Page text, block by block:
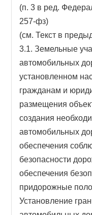
(п. 3 в ред.
257-фз)
(см. Текст в
3.1. Земельные
автомобильных
установленном
гражданам и
размещения
создания
автомобильных
обеспечения
безопасности
обеспечения
придорожные
Установление